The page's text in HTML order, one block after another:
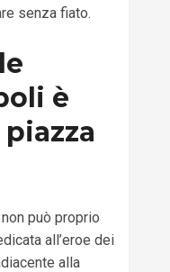
e senza fiato.
è
può proprio
all’eroe dei
ente alla